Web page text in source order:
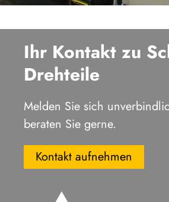
Ihr Kontakt zu
Drehteile
Melden Sie sich
beraten Sie gerne.
Kontakt aufnehmen